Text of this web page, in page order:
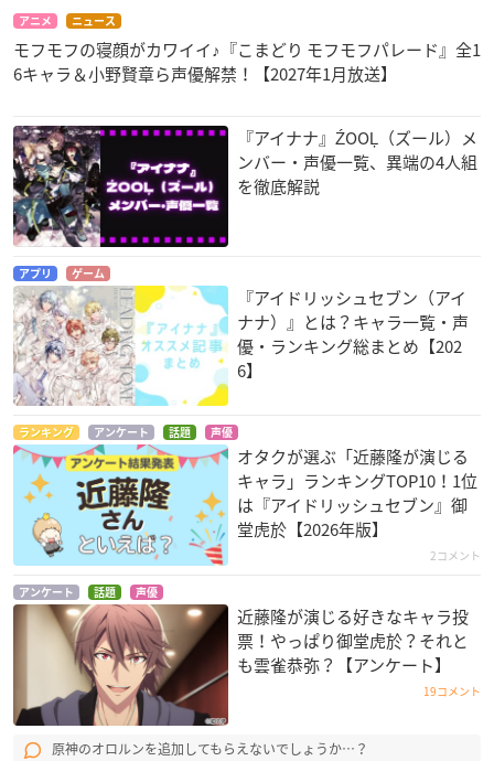
MORE,BLOOD
逆巻スバル
ト
ロメオ
逆巻スバル
幻影ヲ駆ケル太陽
ケルブレム
絶対防衛レヴィアタ
ン
レヴィアタンの兄
やはり俺の青春ラブ
銀河機攻隊マジェス
ティックプリンス
ダン
世界一初恋2
小野寺律
異国迷路のクロワー
ゼ The Animation
クロード
アニメ ニュース
モフモフの寝顔がカワイイ♪『こまどり モフモフパレード』全1
6キャラ＆小野賢章ら声優解禁！【2027年1月放送】
『アイナナ』ŹOOĻ（ズール）メ
ンバー・声優一覧、異端の4人組
を徹底解説
アプリ ゲーム
『アイドリッシュセブン（アイ
ナナ）』とは？キャラ一覧・声
優・ランキング総まとめ【202
6】
ランキング アンケート 話題 声優
オタクが選ぶ「近藤隆が演じる
キャラ」ランキングTOP10！1位
は『アイドリッシュセブン』御
堂虎於【2026年版】
2コメント
アンケート 話題 声優
近藤隆が演じる好きなキャラ投
票！やっぱり御堂虎於？それと
も雲雀恭弥？【アンケート】
19コメント
原神のオロルンを追加してもらえないでしょうか…？